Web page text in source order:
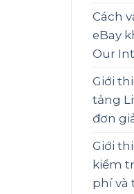
Cách
eBay
Our
Giới
tảng
đơn
Giới
kiểm
phí và